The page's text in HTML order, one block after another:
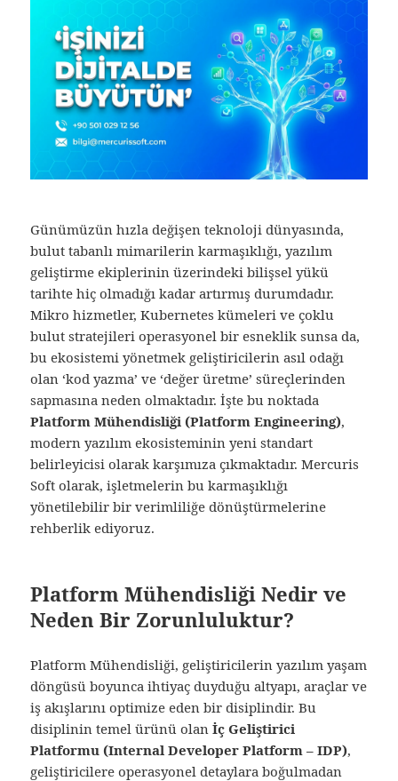
Günümüzün hızla değişen teknoloji dünyasında,
bulut tabanlı mimarilerin karmaşıklığı, yazılım
geliştirme ekiplerinin üzerindeki bilişsel yükü
tarihte hiç olmadığı kadar artırmış durumdadır.
Mikro hizmetler, Kubernetes kümeleri ve çoklu
bulut stratejileri operasyonel bir esneklik sunsa da,
bu ekosistemi yönetmek geliştiricilerin asıl odağı
olan ‘kod yazma’ ve ‘değer üretme’ süreçlerinden
sapmasına neden olmaktadır. İşte bu noktada
Platform Mühendisliği (Platform Engineering),
modern yazılım ekosisteminin yeni standart
belirleyicisi olarak karşımıza çıkmaktadır. Mercuris
Soft olarak, işletmelerin bu karmaşıklığı
yönetilebilir bir verimliliğe dönüştürmelerine
rehberlik ediyoruz.
Platform Mühendisliği Nedir ve
Neden Bir Zorunluluktur?
Platform Mühendisliği, geliştiricilerin yazılım yaşam
döngüsü boyunca ihtiyaç duyduğu altyapı, araçlar ve
iş akışlarını optimize eden bir disiplindir. Bu
disiplinin temel ürünü olanİç Geliştirici
Platformu (Internal Developer Platform – IDP),
geliştiricilere operasyonel detaylara boğulmadan